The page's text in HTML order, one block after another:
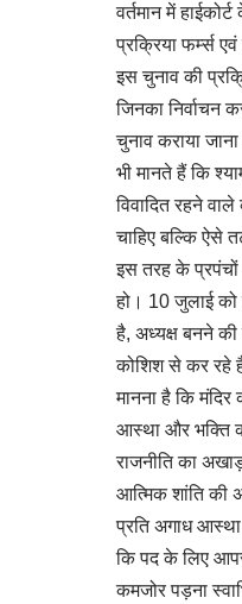
वर्तमान में
प्रक्रिया फर्म्स
इस चुनाव की
जिनका निर्वाचन
चुनाव कराया
भी मानते हैं कि
विवादित रहने
चाहिए बल्कि ऐसे
इस तरह के प्रपंचों
हो। 10 जुलाई को
है, अध्यक्ष बनने की
कोशिश से कर रहे
मानना है कि मंदिर
आस्था और भक्ति
राजनीति का
आत्मिक शांति की
प्रति अगाध
कि पद के लिए
कमजोर पड़ना